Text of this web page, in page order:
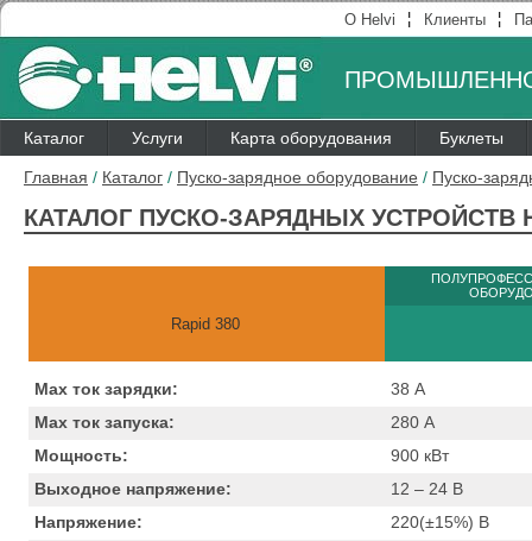
О Helvi ¦ Клиенты ¦
Каталог Услуги Карта оборудования Буклеты
Главная / Каталог / Пуско-зарядное оборудование / Пуско-
КАТАЛОГ ПУСКО-ЗАРЯДНЫХ УСТРОЙСТВ
Rapid 380
Max ток зарядки: 38 А
Max ток запуска:
280 А
Мощность:
900 кВт
Выходное напряжение:
12 – 24 B
Напряжение:
220(±15%) B